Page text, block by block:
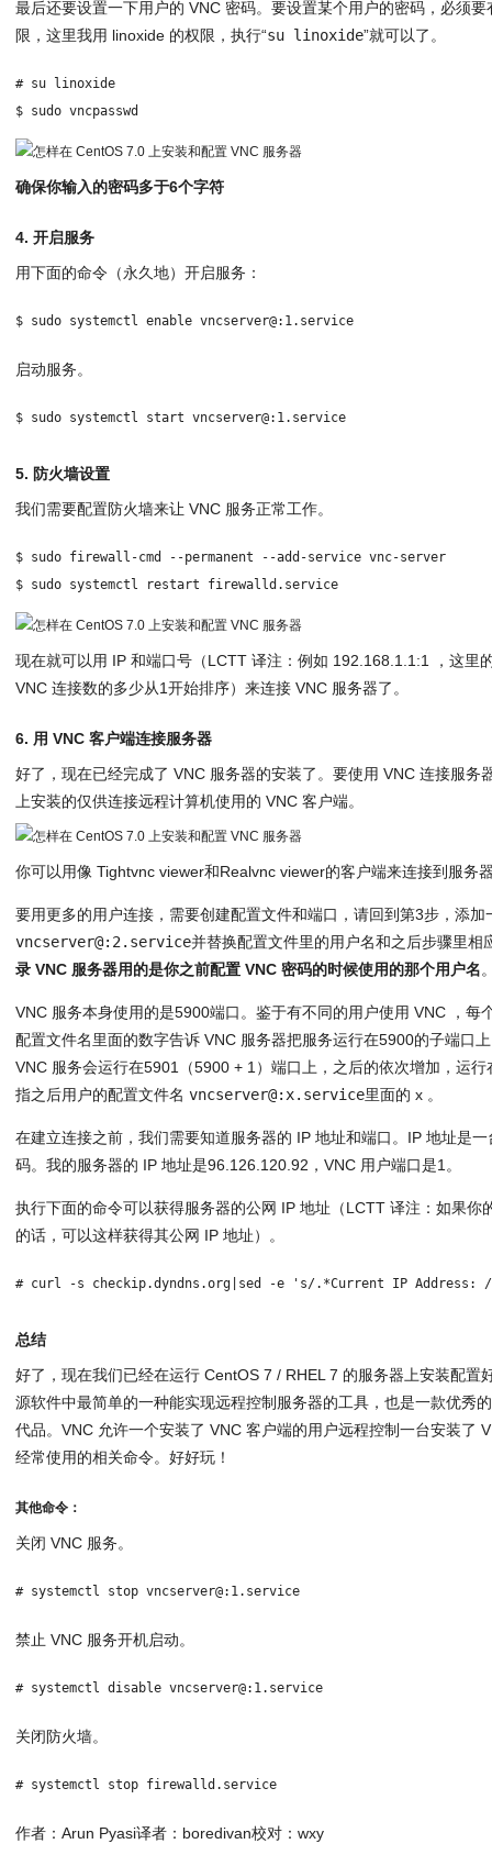
最后还要设置一下用户的 VNC 密码。要设置某个用户的密码，必须
限，这里我用 linoxide 的权限，执行“su linoxide”就可以了。
# su linoxide
$ sudo vncpasswd
确保你输入的密码多于6个字符
4. 开启服务
用下面的命令（永久地）开启服务：
$ sudo systemctl enable vncserver@:1.service
启动服务。
$ sudo systemctl start vncserver@:1.service
5. 防火墙设置
我们需要配置防火墙来让 VNC 服务正常工作。
$ sudo firewall-cmd --permanent --add-service vnc-server
$ sudo systemctl restart firewalld.service
现在就可以用 IP 和端口号（LCTT 译注：例如 192.168.1.1:1 ，这里
VNC 连接数的多少从1开始排序）来连接 VNC 服务器了。
6. 用 VNC 客户端连接服务器
好了，现在已经完成了 VNC 服务器的安装了。要使用 VNC 连接服务
上安装的仅供连接远程计算机使用的 VNC 客户端。
你可以用像 Tightvnc viewer和Realvnc viewer的客户端来连接到服务
要用更多的用户连接，需要创建配置文件和端口，请回到第3步，添
vncserver@:2.service并替换配置文件里的用户名和之后步骤里相
录 VNC 服务器用的是你之前配置 VNC 密码的时候使用的那个用户名
VNC 服务本身使用的是5900端口。鉴于有不同的用户使用 VNC ，每
配置文件名里面的数字告诉 VNC 服务器把服务运行在5900的子端口
VNC 服务会运行在5901（5900 + 1）端口上，之后的依次增加，运
指之后用户的配置文件名vncserver@:x.service里面的 x 。
在建立连接之前，我们需要知道服务器的 IP 地址和端口。IP 地址是
码。我的服务器的 IP 地址是96.126.120.92，VNC 用户端口是1。
执行下面的命令可以获得服务器的公网 IP 地址（LCTT 译注：如果你
的话，可以这样获得其公网 IP 地址）。
# curl -s checkip.dyndns.org|sed -e 's/.*Current IP
总结
好了，现在我们已经在运行 CentOS 7 / RHEL 7 的服务器上安装配置
源软件中最简单的一种能实现远程控制服务器的工具，也是一款优秀
代品。VNC 允许一个安装了 VNC 客户端的用户远程控制一台安装了
经常使用的相关命令。好好玩！
其他命令：
关闭 VNC 服务。
# systemctl stop vncserver@:1.service
禁止 VNC 服务开机启动。
# systemctl disable vncserver@:1.service
关闭防火墙。
# systemctl stop firewalld.service
作者：Arun Pyasi译者：boredivan校对：wxy